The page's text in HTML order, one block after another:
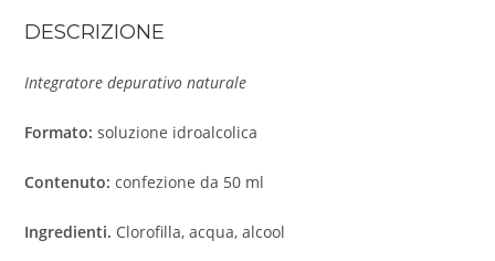
DESCRIZIONE
Integratore depurativo naturale
Formato:soluzione idroalcolica
Contenuto: confezione da 50 ml
Ingredienti. Clorofilla, acqua, alcool